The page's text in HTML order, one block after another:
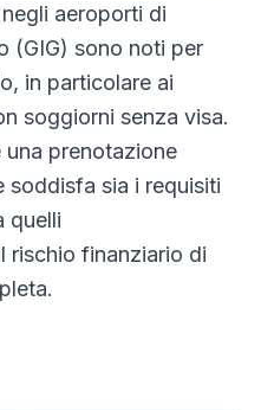
aeroporti di
(GIG) sono noti per
in particolare ai
soggiorni senza visa.
prenotazione
soddisfa sia i requisiti
quelli
rischio finanziario di